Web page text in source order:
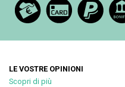
LE VOSTRE OPINIONI
Scopri di più